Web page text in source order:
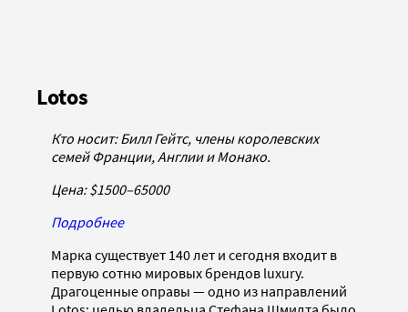
Lotos
Кто носит: Билл Гейтс, члены королевских
семей Франции, Англии и Монако.
Цена: $1500–65000
Подробнее
Марка существует 140 лет и сегодня входит в
первую сотню мировых брендов luxury.
Драгоценные оправы — одно из направлений